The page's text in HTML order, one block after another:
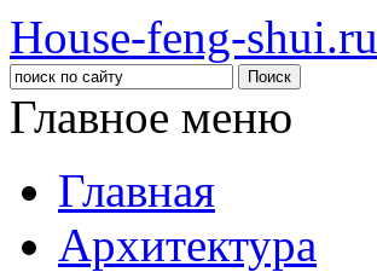
House-feng-shui.ru
Главное меню
Главная
Архитектура